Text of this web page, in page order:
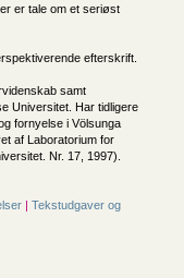
er tale om et seriøst
efterskrift.
samt
Universitet. Har tidligere
fornyelse i Völsunga
af Laboratorium for
Nr. 17, 1997).
| Tekstudgaver og